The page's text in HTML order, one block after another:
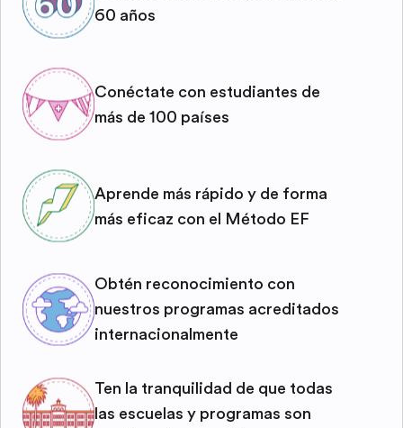
60 años
Conéctate con estudiantes de
más de 100 países
Aprende más rápido y de forma
más eficaz con el Método EF
Obtén reconocimiento con
nuestros programas acreditados
internacionalmente
Ten la tranquilidad de que todas
las escuelas y programas son